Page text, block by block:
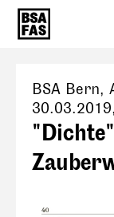
BSA Bern,
30.03.2019,